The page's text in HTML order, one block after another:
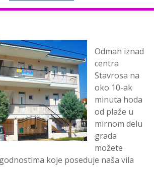
Odmah iznad
centra
Stavrosa na
oko 10-ak
minuta hoda
od plaže u
mirnom delu
grada
možete
koje poseduje naša vila